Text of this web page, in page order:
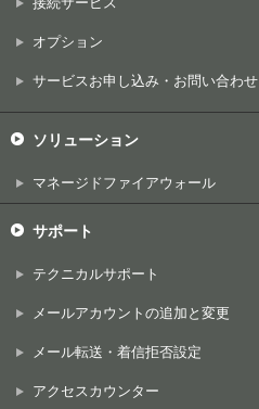
オプション
サービスお申し込み・お問い合わせ
ソリューション
マネージドファイアウォール
サポート
テクニカルサポート
メールアカウントの追加と変更
メール転送・着信拒否設定
アクセスカウンター